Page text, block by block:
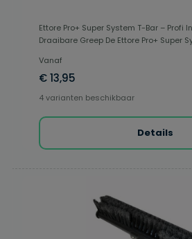
Ettore Pro+ Super System T-Bar – Profi
Draaibare Greep De Ettore Pro+ Super
Vanaf
€ 13,95
4 varianten beschikbaar
Details